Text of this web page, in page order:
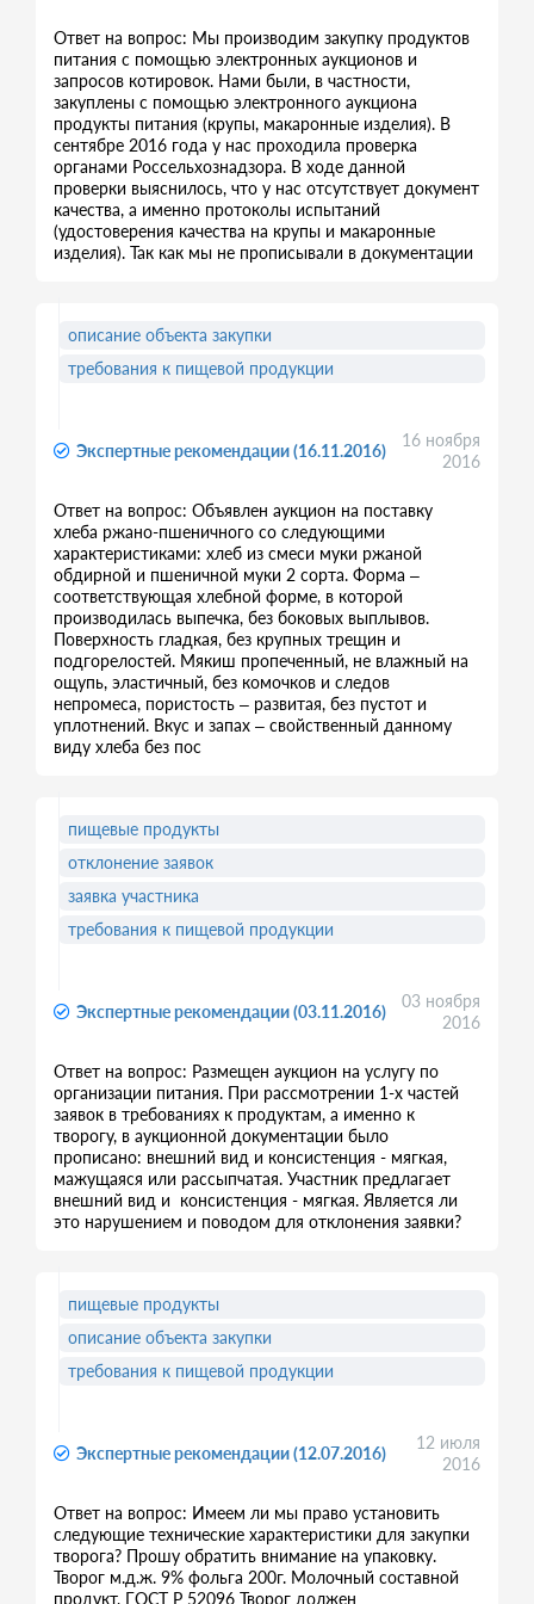
Ответ на вопрос: Мы производим закупку продуктов
питания с помощью электронных аукционов и
запросов котировок. Нами были, в частности,
закуплены с помощью электронного аукциона
продукты питания (крупы, макаронные изделия). В
сентябре 2016 года у нас проходила проверка
органами Россельхознадзора. В ходе данной
проверки выяснилось, что у нас отсутствует документ
качества, а именно протоколы испытаний
(удостоверения качества на крупы и макаронные
изделия). Так как мы не прописывали в документации
Экспертные рекомендации (16.11.2016)
16 ноября
2016
Ответ на вопрос: Объявлен аукцион на поставку
хлеба ржано-пшеничного со следующими
характеристиками: хлеб из смеси муки ржаной
обдирной и пшеничной муки 2 сорта. Форма –
соответствующая хлебной форме, в которой
производилась выпечка, без боковых выплывов.
Поверхность гладкая, без крупных трещин и
подгорелостей. Мякиш пропеченный, не влажный на
ощупь, эластичный, без комочков и следов
непромеса, пористость – развитая, без пустот и
уплотнений. Вкус и запах – свойственный данному
виду хлеба без пос
описание объекта закупки
требования к пищевой продукции
Экспертные рекомендации (03.11.2016)
03 ноября
2016
Ответ на вопрос: Размещен аукцион на услугу по
организации питания. При рассмотрении 1-х частей
заявок в требованиях к продуктам, а именно к
творогу, в аукционной документации было
прописано: внешний вид и консистенция - мягкая,
мажущаяся или рассыпчатая. Участник предлагает
внешний вид и консистенция - мягкая. Является ли
это нарушением и поводом для отклонения заявки?
пищевые продукты
отклонение заявок
заявка участника
требования к пищевой продукции
Экспертные рекомендации (12.07.2016)
12 июля
2016
Ответ на вопрос: Имеем ли мы право установить
следующие технические характеристики для закупки
творога? Прошу обратить внимание на упаковку.
Творог м.д.ж. 9% фольга 200г. Молочный составной
продукт, ГОСТ Р 52096 Творог должен
пищевые продукты
описание объекта закупки
требования к пищевой продукции